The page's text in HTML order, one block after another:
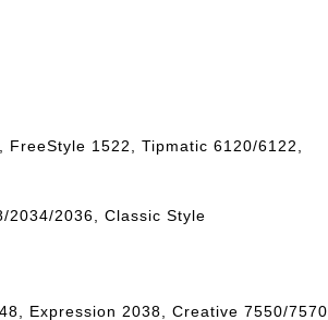
1522, Tipmatic 6120/6122,
2034/2036, Classic Style
Expression 2038, Creative 7550/7570